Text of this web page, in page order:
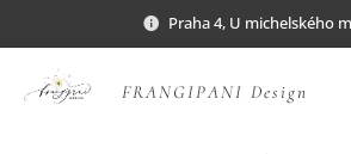
Praha 4, U michelského
FRANGIPANI Design